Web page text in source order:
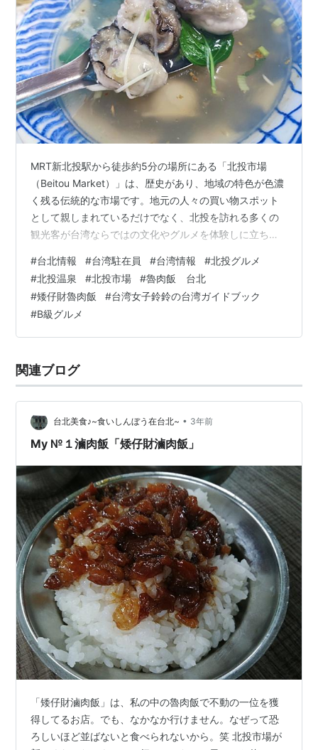
MRT新北投駅から徒歩約5分の場所にある「北投市場
（Beitou Market）」は、歴史があり、地域の特色が色濃
く残る伝統的な市場です。地元の人々の買い物スポット
として親しまれているだけでなく、北投を訪れる多くの
観光客が台湾ならではの文化やグルメを体験しに立ち寄
飯」がどうしても食べたくて、北投市場まで足を運んで
きました！ 北投市場について 北投市場は、日本統治時代
の1920年代ごろにできたと言われています。温泉観光が
盛んになったことで、周辺に自然と人が集まり、にぎや
かな市場ができていったそうです。 その後、戦後には公
#台北情報 #台湾駐在員 #台湾情報 #北投グルメ
#北投温泉 #北投市場 #魯肉飯 台北
#矮仔財魯肉飯 #台湾女子鈴鈴の台湾ガイドブック
#B級グルメ
関連ブログ
台北美食♪~食いしんぼう在台北~ • 3年前
My №１滷肉飯「矮仔財滷肉飯」
「矮仔財滷肉飯」は、私の中の魯肉飯で不動の一位を獲
得してるお店。でも、なかなか行けません。なぜって恐
ろしいほど並ばないと食べられないから。笑 北投市場が